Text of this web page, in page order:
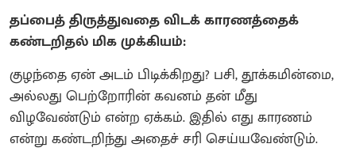
தப்பைத் திருத்துவதை விடக் காரணத்தைக்
கண்டறிதல் மிக முக்கியம்:
குழந்தை ஏன் அடம் பிடிக்கிறது? பசி, தூக்கமின்மை,
அல்லது பெற்றோரின் கவனம் தன் மீது
விழவேண்டும் என்ற ஏக்கம். இதில் எது காரணம்
என்று கண்டறிந்து அதைச் சரி செய்யவேண்டும்.